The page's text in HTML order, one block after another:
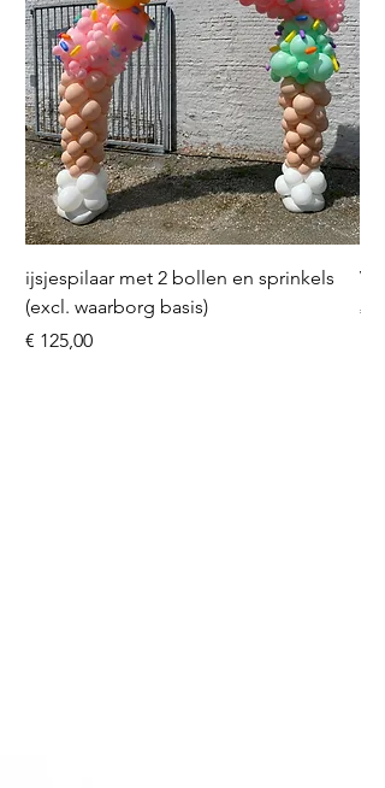
ijsjespilaar met 2 bollen en sprinkels
(excl. waarborg basis)
Prijs
€ 125,00
Prijs
€